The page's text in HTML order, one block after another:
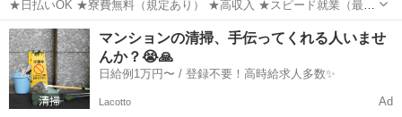
★日払いOK ★寮費無料（規定あり） ★高収入 ★スピード就業（最短
翌日） ■ お仕事例 ・半導体部品のマシンオペレーター ・自動車の組
立や部品の加工 ・電子部品の検査 ・化粧品の梱包や仕分け ...
沖縄 名護市 スタッフ
マンションの清掃、手伝ってくれる人いませ
んか？😭🙏
日給例1万円〜 / 登録不要！高時給求人多数✨
Lacotto Ad